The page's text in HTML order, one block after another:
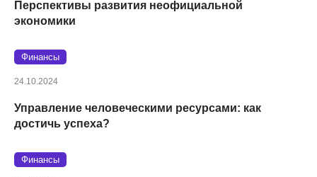
Перспективы развития неофициальной
экономики
Финансы
24.10.2024
Управление человеческими ресурсами: как
достичь успеха?
Финансы